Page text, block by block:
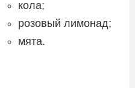
кола;
розовый лимонад;
мята.